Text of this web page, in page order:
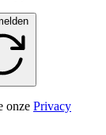
onze Privacy